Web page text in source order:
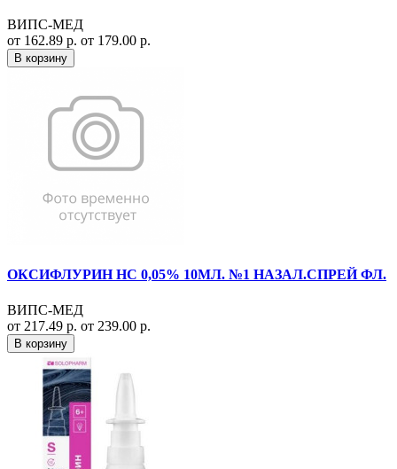
ВИПС-МЕД
от 162.89 р. от 179.00 р.
В корзину
ОКСИФЛУРИН НС 0,05% 10МЛ. №1 НАЗАЛ.СПРЕЙ ФЛ.
ВИПС-МЕД
от 217.49 р. от 239.00 р.
В корзину